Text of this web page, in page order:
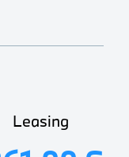
Leasing